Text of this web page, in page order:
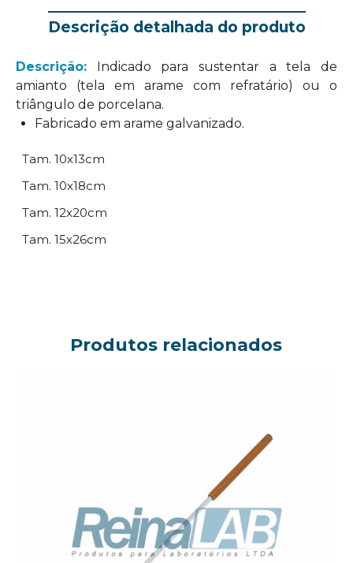
Descrição detalhada do produto
Descrição: Indicado para sustentar a tela de
amianto (tela em arame com refratário) ou o
triângulo de porcelana.
Fabricado em arame galvanizado.
Tam. 10x13cm
Tam. 10x18cm
Tam. 12x20cm
Tam. 15x26cm
Produtos relacionados